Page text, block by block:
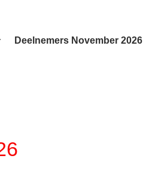
Deelnemers November 2026